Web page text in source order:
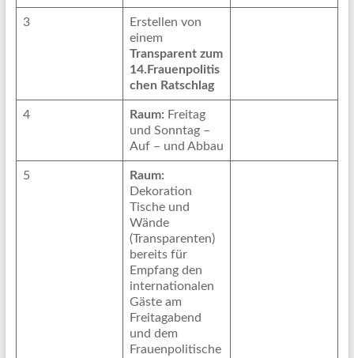
3
Erstellen von
einem
Transparent zum
14.Frauenpolitis
chen Ratschlag
4 Raum: Freitag
und Sonntag –
Auf – und Abbau
5
Raum:
Dekoration
Tische und
Wände
(Transparenten)
bereits für
Empfang den
internationalen
Gäste am
Freitagabend
und dem
Frauenpolitische